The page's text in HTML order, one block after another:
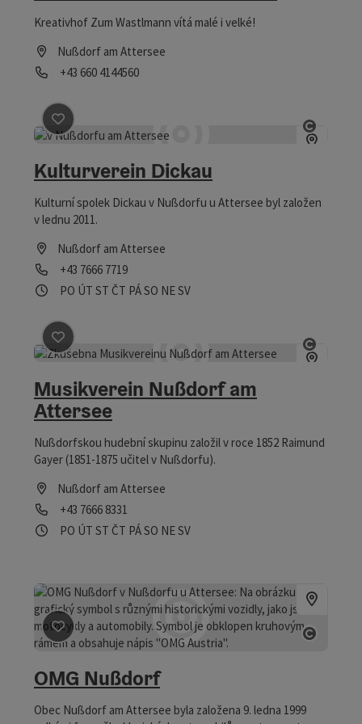
Kreativhof Zum Wastlmann vítá malé i velké!
Nußdorf am Attersee
telefon
+43 660 4144560
otevřít
Označit příspěvek: Kulturverein Dickau
Kulturverein Dickau
Kulturní spolek Dickau v Nußdorfu u Attersee byl založen
v lednu 2011.
Nußdorf am Attersee
telefon
+43 7666 7719
Otevírací doba
PO Otevřeno v pondělí
ÚT Otevřeno v úterý
ST Otevřeno ve středu
ČT Otevřeno ve čtvrtek
PÁ Otevřeno v pátek
SO Otevřeno v sobotu
NE Otevřeno v neděli
SVOtevřeno o svátcích
otevřít
Označit příspěvek: Musikverein Nußdorf am Attersee
Musikverein Nußdorf am
Attersee
Nußdorfskou hudební skupinu založil v roce 1852 Raimund
Gayer (1851-1875 učitel v Nußdorfu).
Nußdorf am Attersee
telefon
+43 7666 8331
Otevírací doba
PO Otevřeno v pondělí
ÚT Otevřeno v úterý
ST Otevřeno ve středu
ČT Otevřeno ve čtvrtek
PÁ Otevřeno v pátek
SO Otevřeno v sobotu
NE Otevřeno v neděli
SVOtevřeno o svátcích
Označit příspěvek : OMG Nußdorf
OMG Nußdorf
Obec Nußdorf am Attersee byla založena 9. ledna 1999